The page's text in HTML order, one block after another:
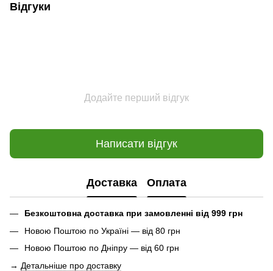
Відгуки
Додайте перший відгук
Написати відгук
Доставка Оплата
Безкоштовна доставка при замовленні від 999 грн
Новою Поштою по Україні — від 80 грн
Новою Поштою по Дніпру — від 60 грн
→ Детальніше про доставку